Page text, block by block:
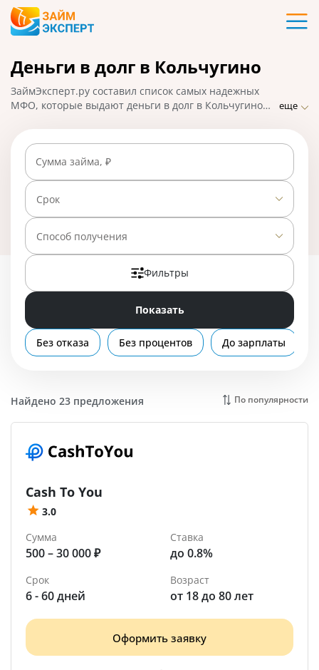
Карты
Кредиты
Ипотека
Займы
Вклады
Бизнес
Деньги в долг в Кольчугино
ЗаймЭксперт.ру составил список самых надежных
МФО, которые выдают деньги в долг в Кольчугино
подавайте заявку на микрозайм онлайн, взять деньги
можно наличными или на карту, счет, кошелек. На
01.05.2025 вам доступно 23 предложения со ставкой
от 0% в день.
еще
Сумма займа, ₽
Срок
Способ получения
Фильтры
Показать
Без отказа Без процентов До зарплаты
Найдено 23 предложения По популярности
Cash To You
3.0
Сумма
500 – 30 000 ₽
Ставка
до 0.8%
Срок
6 - 60 дней
Возраст
от 18 до 80 лет
Оформить заявку